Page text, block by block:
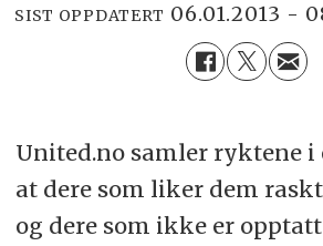
SIST OPPDATERT 06.01.2013 -
United.no samler ryktene i
at dere som liker dem
og dere som ikke er